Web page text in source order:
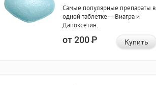
Самые популярные препараты в
одной таблетке — Виагра и
Дапоксетин.
от 200Р Купить